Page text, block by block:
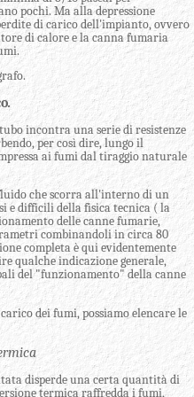
pochi. Ma alla depressione
di carico dell'impianto, ovvero
di calore e la canna fumaria
.
incontra una serie di resistenze
per così dire, lungo il
ai fumi dal tiraggio naturale
che scorra all'interno di un
e difficili della fisica tecnica ( la
delle canne fumarie,
combinandoli in circa 80
completa è qui evidentemente
qualche indicazione generale,
del "funzionamento" della canne
dei fumi, possiamo elencare le
disperde una certa quantità di
termica raffredda i fumi,